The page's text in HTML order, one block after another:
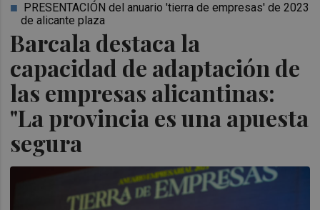
Barcala destaca la
capacidad de adaptación de
las empresas alicantinas:
"La provincia es una apuesta
segura
PRESENTACIÓN del anuario 'tierra de empresas' de 2023
de alicante plaza